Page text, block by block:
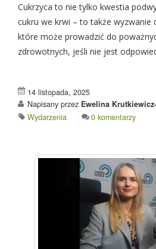
Cukrzyca to nie tylko kwestia
cukru we krwi – to także wyzwanie
które może prowadzić do
zdrowotnych, jeśli nie jest
14 listopada, 2025
Napisany przez Ewelina
Wydarzenia
0 komentarzy